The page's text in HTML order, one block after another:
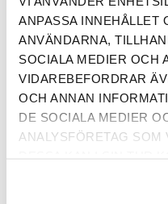
ANPASSA INNEHÅLLET
ANVÄNDARNA,
SOCIALA MEDIER OCH
VIDAREBEFORDRAR
OCH ANNAN
DE SOCIALA MEDIER
ANALYSFÖRETAG SOM
DU HAR